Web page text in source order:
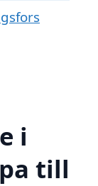
i
till